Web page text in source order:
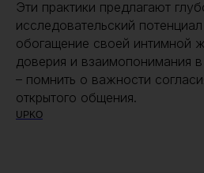
Эти практики предлагают
исследовательский
обогащение своей интимной
доверия и взаимопонимания
– помнить о важности
открытого общения.
UPKO